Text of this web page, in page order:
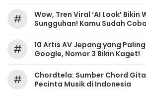
#
Wow, Tren Viral ‘AI Look’
Sungguhan! Kamu Sudah
#
10 Artis AV Jepang yang
Google, Nomor 3 Bikin Kaget!
#
Chordtela: Sumber Chord
Pecinta Musik di Indonesia